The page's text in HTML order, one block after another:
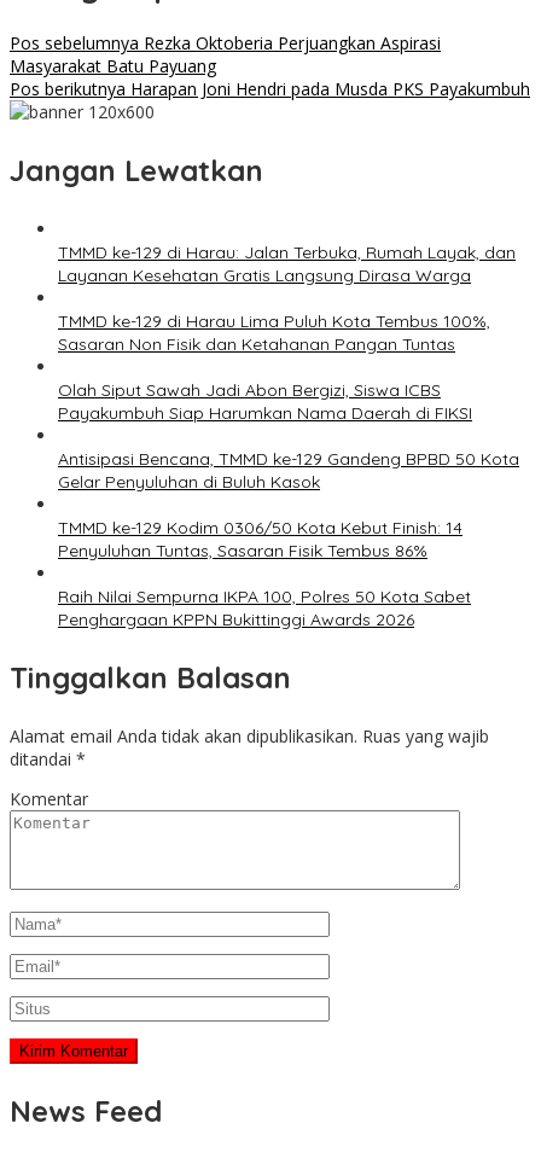
Pos sebelumnya Rezka Oktoberia Perjuangkan Aspirasi
Masyarakat Batu Payuang
Pos berikutnya Harapan Joni Hendri pada Musda PKS Payakumbuh
Jangan Lewatkan
TMMD ke-129 di Harau: Jalan Terbuka, Rumah Layak, dan
Layanan Kesehatan Gratis Langsung Dirasa Warga
TMMD ke-129 di Harau Lima Puluh Kota Tembus 100%,
Sasaran Non Fisik dan Ketahanan Pangan Tuntas
Olah Siput Sawah Jadi Abon Bergizi, Siswa ICBS
Payakumbuh Siap Harumkan Nama Daerah di FIKSI
Antisipasi Bencana, TMMD ke-129 Gandeng BPBD 50 Kota
Gelar Penyuluhan di Buluh Kasok
TMMD ke-129 Kodim 0306/50 Kota Kebut Finish: 14
Penyuluhan Tuntas, Sasaran Fisik Tembus 86%
Raih Nilai Sempurna IKPA 100, Polres 50 Kota Sabet
Penghargaan KPPN Bukittinggi Awards 2026
Tinggalkan Balasan
Alamat email Anda tidak akan dipublikasikan. Ruas yang wajib
ditandai *
Komentar
News Feed